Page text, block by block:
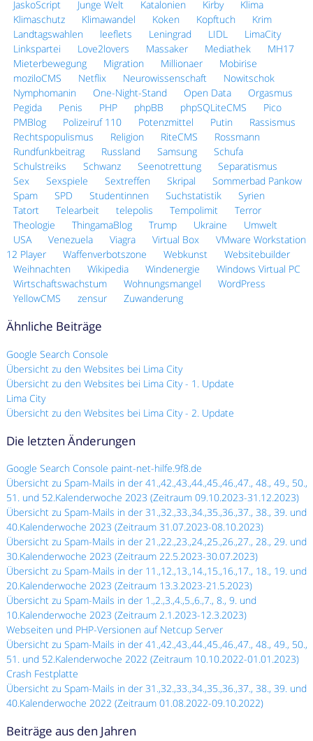
JaskoScript Junge Welt Katalonien Kirby
Klima
Klimaschutz
Klimawandel Koken Kopftuch
Krim
Landtagswahlen
leeflets Leningrad LIDL
LimaCity
Linkspartei
Love2lovers Massaker Mediathek
MH17
Mieterbewegung
Migration Millionaer
Mobirise
moziloCMS
Netflix Neurowissenschaft
Nowitschok
Nymphomanin
One-Night-Stand Open Data
Orgasmus
Pegida
Penis PHP phpBB phpSQLiteCMS
Pico
PMBlog
Polizeiruf 110 Potenzmittel Putin
Rassismus
Rechtspopulismus
Religion RiteCMS
Rossmann
Rundfunkbeitrag
Russland Samsung
Schufa
Schulstreiks
Schwanz Seenotrettung
Separatismus
Sex
Sexspiele Sextreffen Skripal
Sommerbad Pankow
Spam
SPD Studentinnen Suchstatistik
Syrien
Tatort
Telearbeit telepolis Tempolimit
Terror
Theologie
ThingamaBlog Trump Ukraine
Umwelt
USA
Venezuela Viagra Virtual Box
VMware Workstation
12 Player
Waffenverbotszone Webkunst
Websitebuilder
Weihnachten
Wikipedia Windenergie
Windows Virtual PC
Wirtschaftswachstum
Wohnungsmangel
WordPress
YellowCMS
zensur Zuwanderung
Ähnliche Beiträge
Google Search Console
Übersicht zu den Websites bei Lima City
Übersicht zu den Websites bei Lima City - 1. Update
Lima City
Übersicht zu den Websites bei Lima City - 2. Update
Die letzten Änderungen
Google Search Console paint-net-hilfe.9f8.de
Übersicht zu Spam-Mails in der 41.,42.,43.,44.,45.,46.,47., 48., 49., 50.,
51. und 52.Kalenderwoche 2023 (Zeitraum 09.10.2023-31.12.2023)
Übersicht zu Spam-Mails in der 31.,32.,33.,34.,35.,36.,37., 38., 39. und
40.Kalenderwoche 2023 (Zeitraum 31.07.2023-08.10.2023)
Übersicht zu Spam-Mails in der 21.,22.,23.,24.,25.,26.,27., 28., 29. und
30.Kalenderwoche 2023 (Zeitraum 22.5.2023-30.07.2023)
Übersicht zu Spam-Mails in der 11.,12.,13.,14.,15.,16.,17., 18., 19. und
20.Kalenderwoche 2023 (Zeitraum 13.3.2023-21.5.2023)
Übersicht zu Spam-Mails in der 1.,2.,3.,4.,5.,6.,7., 8., 9. und
10.Kalenderwoche 2023 (Zeitraum 2.1.2023-12.3.2023)
Webseiten und PHP-Versionen auf Netcup Server
Übersicht zu Spam-Mails in der 41.,42.,43.,44.,45.,46.,47., 48., 49., 50.,
51. und 52.Kalenderwoche 2022 (Zeitraum 10.10.2022-01.01.2023)
Crash Festplatte
Übersicht zu Spam-Mails in der 31.,32.,33.,34.,35.,36.,37., 38., 39. und
40.Kalenderwoche 2022 (Zeitraum 01.08.2022-09.10.2022)
Beiträge aus den Jahren